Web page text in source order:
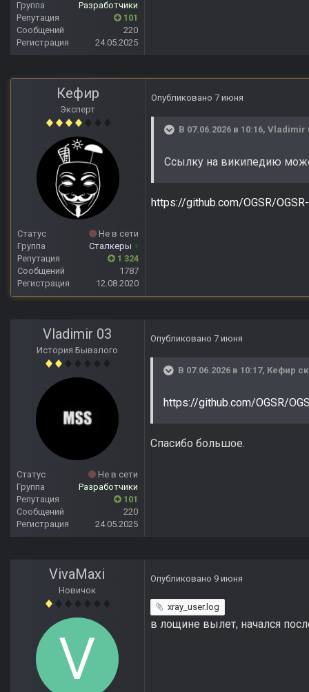
Группа
Разработчики
Репутация
101
Сообщений
220
Регистрация
24.05.2025
Кефир
Эксперт
Статус
Не в сети
Группа
Сталкеры +
Репутация
1 324
Сообщений
1787
Регистрация
12.08.2020
Опубликовано 7 июня
В 07.06.2026 в 10:16, Vladimir
Ссылку на википедию
https://github.com/OGSR/
Vladimir 03
История Бывалого
Статус
Не в сети
Группа
Разработчики
Репутация
101
Сообщений
220
Регистрация
24.05.2025
Опубликовано 7 июня
В 07.06.2026 в 10:17, Кефир
https://github.com/OGSR/
Спасибо большое.
VivaMaxi
Новичок
Опубликовано 9 июня
xray_user.log
в лощине вылет, начался